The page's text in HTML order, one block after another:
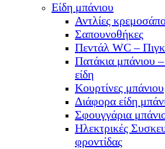
Είδη μπάνιου
Αντλίες
Σαπουνοθήκες
Πεντάλ WC –
Πατάκια μπάνιου –
είδη
Κουρτίνες μπάνιου
Διάφορα είδη
Σφουγγάρια
Ηλεκτρικές
φροντίδας